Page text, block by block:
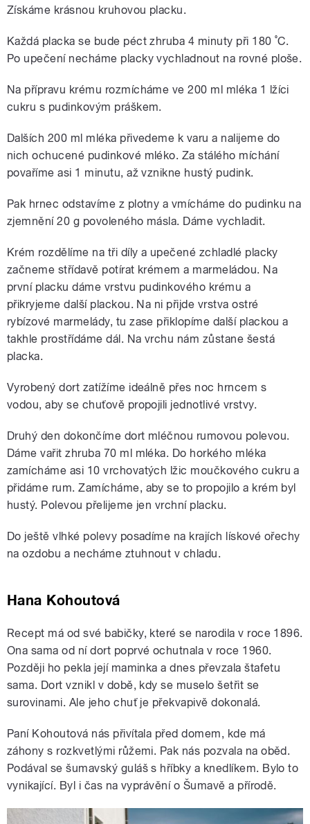
Získáme krásnou kruhovou placku.
Každá placka se bude péct zhruba 4 minuty při 180 ˚C.
Po upečení necháme placky vychladnout na rovné ploše.
Na přípravu krému rozmícháme ve 200 ml mléka 1 lžíci
cukru s pudinkovým práškem.
Dalších 200 ml mléka přivedeme k varu a nalijeme do
nich ochucené pudinkové mléko. Za stálého míchání
povaříme asi 1 minutu, až vznikne hustý pudink.
Pak hrnec odstavíme z plotny a vmícháme do pudinku na
zjemnění 20 g povoleného másla. Dáme vychladit.
Krém rozdělíme na tři díly a upečené zchladlé placky
začneme střídavě potírat krémem a marmeládou. Na
první placku dáme vrstvu pudinkového krému a
přikryjeme další plackou. Na ni přijde vrstva ostré
rybízové marmelády, tu zase přiklopíme další plackou a
takhle prostřídáme dál. Na vrchu nám zůstane šestá
placka.
Vyrobený dort zatížíme ideálně přes noc hrncem s
vodou, aby se chuťově propojili jednotlivé vrstvy.
Druhý den dokončíme dort mléčnou rumovou polevou.
Dáme vařit zhruba 70 ml mléka. Do horkého mléka
zamícháme asi 10 vrchovatých lžic moučkového cukru a
přidáme rum. Zamícháme, aby se to propojilo a krém byl
hustý. Polevou přelijeme jen vrchní placku.
Do ještě vlhké polevy posadíme na krajích lískové ořechy
na ozdobu a necháme ztuhnout v chladu.
Hana Kohoutová
Recept má od své babičky, které se narodila v roce 1896.
Ona sama od ní dort poprvé ochutnala v roce 1960.
Později ho pekla její maminka a dnes převzala štafetu
sama. Dort vznikl v době, kdy se muselo šetřit se
surovinami. Ale jeho chuť je překvapivě dokonalá.
Paní Kohoutová nás přivítala před domem, kde má
záhony s rozkvetlými růžemi. Pak nás pozvala na oběd.
Podával se šumavský guláš s hříbky a knedlíkem. Bylo to
vynikající. Byl i čas na vyprávění o Šumavě a přírodě.